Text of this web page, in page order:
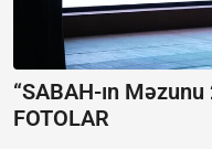
“SABAH-ın
FOTOLAR